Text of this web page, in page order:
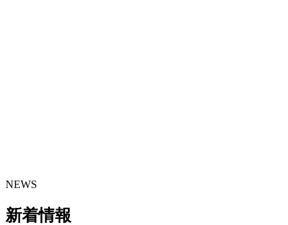
NEWS
新着情報